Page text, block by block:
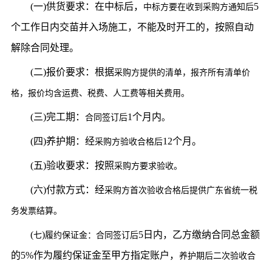
(一)供货要求：在中标后， 中标方要在收到 采购方通知后5
个工作日内交苗并入场施工，不能及时开工的，按照自动
解除合同处理。
(二)报价要求：根据采购方提供的清单，报齐所有清单价
格，报价均含运费、税费、人工费等相关费用。
(三)完工期： 合同签订后1个月内。
(四)养护期：经采购方验收合格后12个月。
(五)验收要求：按照采购方要求验收。
(六)付款方式：经采购方首次验收合格后提供广东省统一税
务发票结算。
(七)履约保证金： 合同签订后5日内，乙方缴纳合同总金额
的5%作为履约保证金至甲方指定账户， 养护期后二次验收合